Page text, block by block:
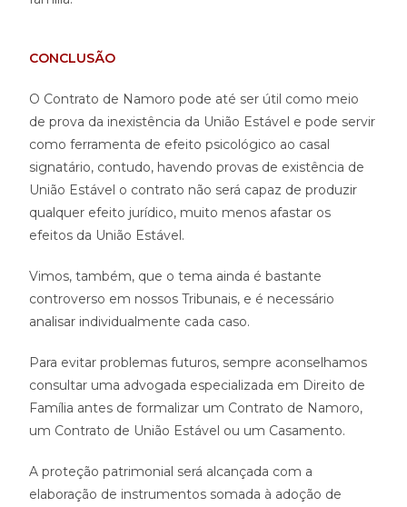
CONCLUSÃO
O Contrato de Namoro pode até ser útil como meio
de prova da inexistência da União Estável e pode servir
como ferramenta de efeito psicológico ao casal
signatário, contudo, havendo provas de existência de
União Estável o contrato não será capaz de produzir
qualquer efeito jurídico, muito menos afastar os
efeitos da União Estável.
Vimos, também, que o tema ainda é bastante
controverso em nossos Tribunais, e é necessário
analisar individualmente cada caso.
Para evitar problemas futuros, sempre aconselhamos
consultar uma advogada especializada em Direito de
Família antes de formalizar um Contrato de Namoro,
um Contrato de União Estável ou um Casamento.
A proteção patrimonial será alcançada com a
elaboração de instrumentos somada à adoção de